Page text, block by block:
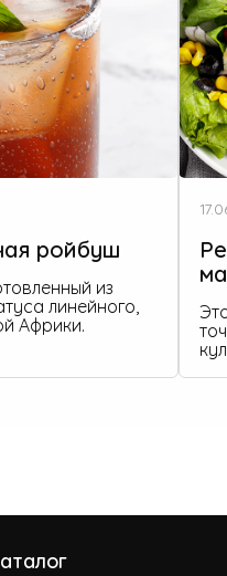
ройбуш
из
линейного,
Африки.